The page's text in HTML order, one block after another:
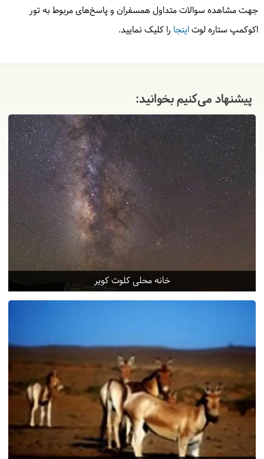
جهت مشاهده سوالات متداول همسفران و پاسخ‌های مربوط به تور
اکوکمپ ستاره لوتاینجا را کلیک نمایید.
پیشنهاد می‌کنیم بخوانید:
خانه محلی کلوت کویر